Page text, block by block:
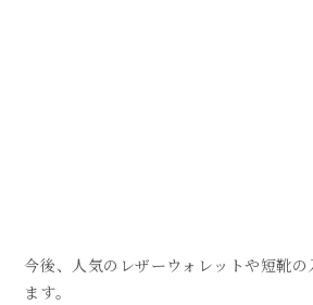
今後、人気のレザーウォレットや短靴の
ます。